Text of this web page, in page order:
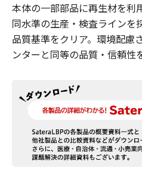
本体の一部部品に再生材を利
同水準の生産・検査ラインを
品質基準をクリア。環境配慮
ンターと同等の品質・信頼性